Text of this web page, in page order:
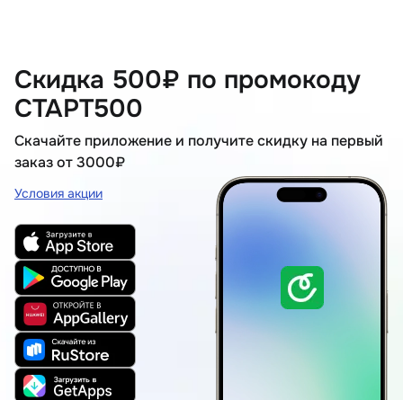
Скидка 500₽ по промокоду
СТАРТ500
Скачайте приложение и получите скидку на первый
заказ от 3000₽
Условия акции